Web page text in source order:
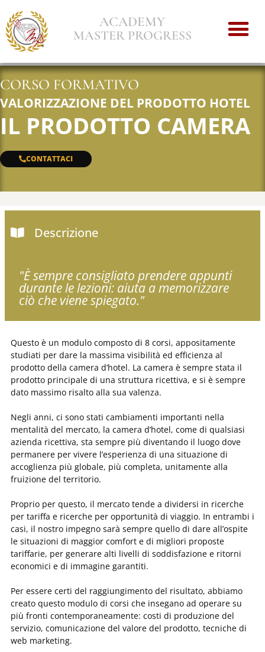
ACADEMY
MASTER PROGRESS
CORSO FORMATIVO
VALORIZZAZIONE DEL PRODOTTO HOTEL
IL PRODOTTO CAMERA
CONTATTACI
Descrizione
"È sempre consigliato prendere appunti
durante le lezioni: aiuta a memorizzare
ciò che viene spiegato."
Questo è un modulo composto di 8 corsi, appositamente
studiati per dare la massima visibilità ed efficienza al
prodotto della camera d’hotel. La camera è sempre stata il
prodotto principale di una struttura ricettiva, e si è sempre
dato massimo risalto alla sua valenza.
Negli anni, ci sono stati cambiamenti importanti nella
mentalità del mercato, la camera d’hotel, come di qualsiasi
azienda ricettiva, sta sempre più diventando il luogo dove
permanere per vivere l’esperienza di una situazione di
accoglienza più globale, più completa, unitamente alla
fruizione del territorio.
Proprio per questo, il mercato tende a dividersi in ricerche
per tariffa e ricerche per opportunità di viaggio. In entrambi i
casi, il nostro impegno sarà sempre quello di dare all’ospite
le situazioni di maggior comfort e di migliori proposte
tariffarie, per generare alti livelli di soddisfazione e ritorni
economici e di immagine garantiti.
Per essere certi del raggiungimento del risultato, abbiamo
creato questo modulo di corsi che insegano ad operare su
più fronti contemporaneamente: costi di produzione del
servizio, comunicazione del valore del prodotto, tecniche di
web marketing.